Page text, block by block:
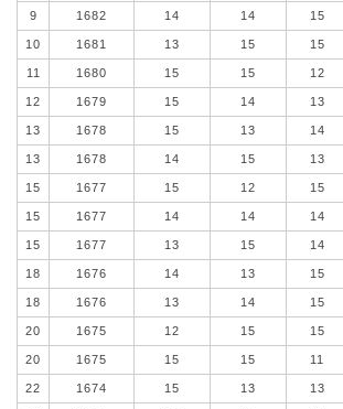
9 1682 14 14 15
10 1681 13 15 15
11 1680 15 15 12
12 1679 15 14 13
13 1678 15 13 14
13 1678 14 15 13
15 1677 15 12 15
15 1677 14 14 14
15 1677 13 15 14
18 1676 14 13 15
18 1676 13 14 15
20 1675 12 15 15
20 1675 15 15 11
22 1674 15 13 13